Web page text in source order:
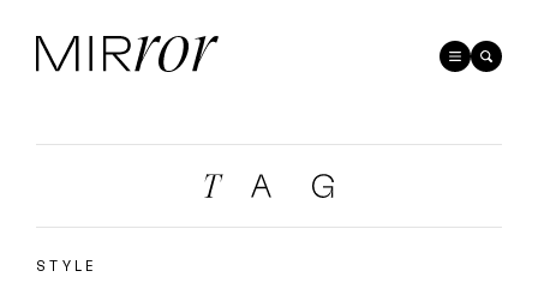
STYLE